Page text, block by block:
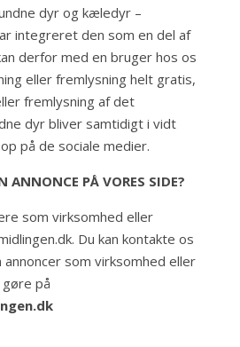
dyr og kæledyr –
integreret den som en del af
derfor med en bruger hos os
eller fremlysning helt gratis,
fremlysning af det
dyr bliver samtidigt i vidt
på de sociale medier.
ANNONCE PÅ VORES SIDE?
som virksomhed eller
Du kan kontakte os
som virksomhed eller
på